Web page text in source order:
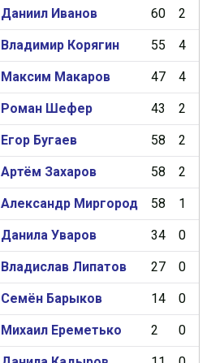
Даниил Иванов 60 2
Владимир Корягин 55 4
Максим Макаров 47 4
Роман Шефер 43 2
Егор Бугаев 58 2
Артём Захаров 58 2
Александр Миргород 58 1
Данила Уваров 34 0
Владислав Липатов 27 0
Семён Барыков 14 0
Михаил Ереметько 2 0